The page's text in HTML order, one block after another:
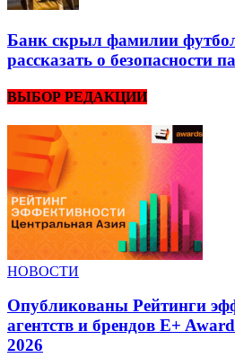
Банк скрыл фамилии
рассказать о безопасности
ВЫБОР РЕДАКЦИИ
НОВОСТИ
Опубликованы Рейтинги
агентств и брендов E+
2026